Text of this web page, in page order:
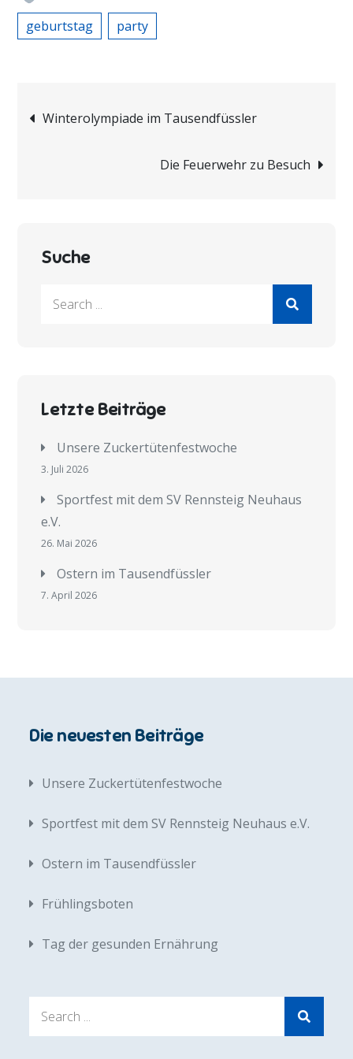
geburtstag
party
Beitragsnavigation
Winterolympiade im Tausendfüssler
Die Feuerwehr zu Besuch
Suche
Letzte Beiträge
Unsere Zuckertütenfestwoche
3. Juli 2026
Sportfest mit dem SV Rennsteig Neuhaus
e.V.
26. Mai 2026
Ostern im Tausendfüssler
7. April 2026
Die neuesten Beiträge
Unsere Zuckertütenfestwoche
Sportfest mit dem SV Rennsteig Neuhaus e.V.
Ostern im Tausendfüssler
Frühlingsboten
Tag der gesunden Ernährung